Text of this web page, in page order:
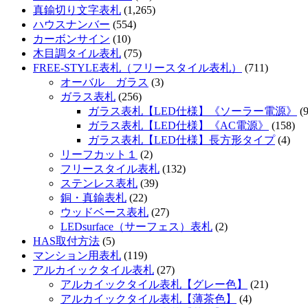
真鍮切り文字表札 (1,265)
ハウスナンバー (554)
カーボンサイン (10)
木目調タイル表札 (75)
FREE-STYLE表札（フリースタイル表札）
(711)
オーバル ガラス (3)
ガラス表札 (256)
ガラス表札【LED仕様】《ソーラー電源》
ガラス表札【LED仕様】《AC電源》
(158)
ガラス表札【LED仕様】長方形タイプ(4)
リーフカット１
(2)
フリースタイル表札 (132)
ステンレス表札 (39)
銅・真鍮表札 (22)
ウッドベース表札 (27)
LEDsurface（サーフェス）表札 (2)
HAS取付方法 (5)
マンション用表札 (119)
アルカイックタイル表札 (27)
アルカイックタイル表札【グレー色】
(21)
アルカイックタイル表札【薄茶色】
(4)